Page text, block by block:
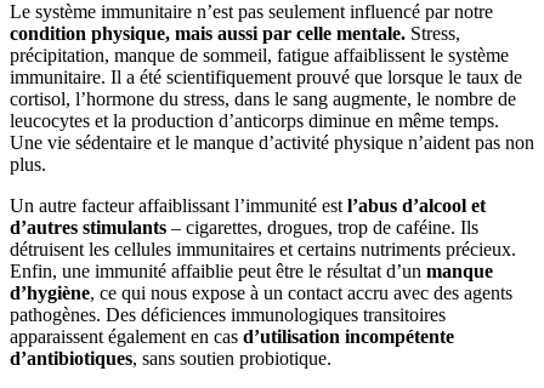
Le système immunitaire n’est pas seulement influencé par notre
condition physique, mais aussi par celle mentale. Stress,
précipitation, manque de sommeil, fatigue affaiblissent le système
immunitaire. Il a été scientifiquement prouvé que lorsque le taux de
cortisol, l’hormone du stress, dans le sang augmente, le nombre de
leucocytes et la production d’anticorps diminue en même temps.
Une vie sédentaire et le manque d’activité physique n’aident pas non
plus.
Un autre facteur affaiblissant l’immunité estl’abus d’alcool et
d’autres stimulants – cigarettes, drogues, trop de caféine. Ils
détruisent les cellules immunitaires et certains nutriments précieux.
Enfin, une immunité affaiblie peut être le résultat d’un manque
d’hygiène, ce qui nous expose à un contact accru avec des agents
pathogènes. Des déficiences immunologiques transitoires
apparaissent également en cas d’utilisation incompétente
d’antibiotiques, sans soutien probiotique.